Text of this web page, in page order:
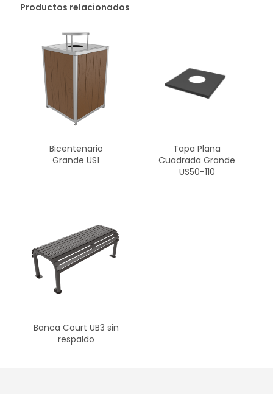
Productos relacionados
Bicentenario
Grande US1
Tapa Plana
Cuadrada Grande
US50-110
Banca Court UB3 sin
respaldo